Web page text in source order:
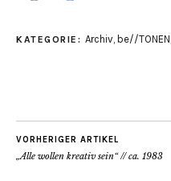
KATEGORIE: Archiv, be//TONEN
VORHERIGER ARTIKEL
„Alle wollen kreativ sein“ // ca. 1983